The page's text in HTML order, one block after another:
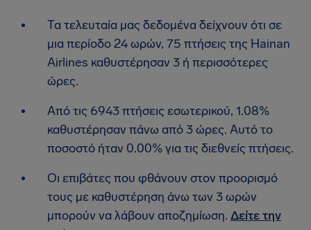
Τα τελευταία μας δεδομένα δείχνουν ότι σε
μια περίοδο 24 ωρών, 75 πτήσεις της Hainan
Airlines καθυστέρησαν 3 ή περισσότερες
ώρες.
Από τις 6943 πτήσεις εσωτερικού, 1.08%
καθυστέρησαν πάνω από 3 ώρες. Αυτό το
ποσοστό ήταν 0.00% για τις διεθνείς πτήσεις.
Οι επιβάτες που φθάνουν στον προορισμό
τους με καθυστέρηση άνω των 3 ωρών
μπορούν να λάβουν αποζημίωση. Δείτε την